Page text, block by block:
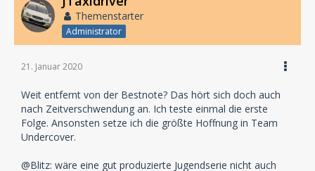
Themenstarter
Administrator
21. Januar 2020
Weit entfernt von der Bestnote? Das hört sich doch auch
nach Zeitverschwendung an. Ich teste einmal die erste
Folge. Ansonsten setze ich die größte Hoffnung in Team
Undercover.
@Blitz: wäre eine gut produzierte Jugendserie nicht auch